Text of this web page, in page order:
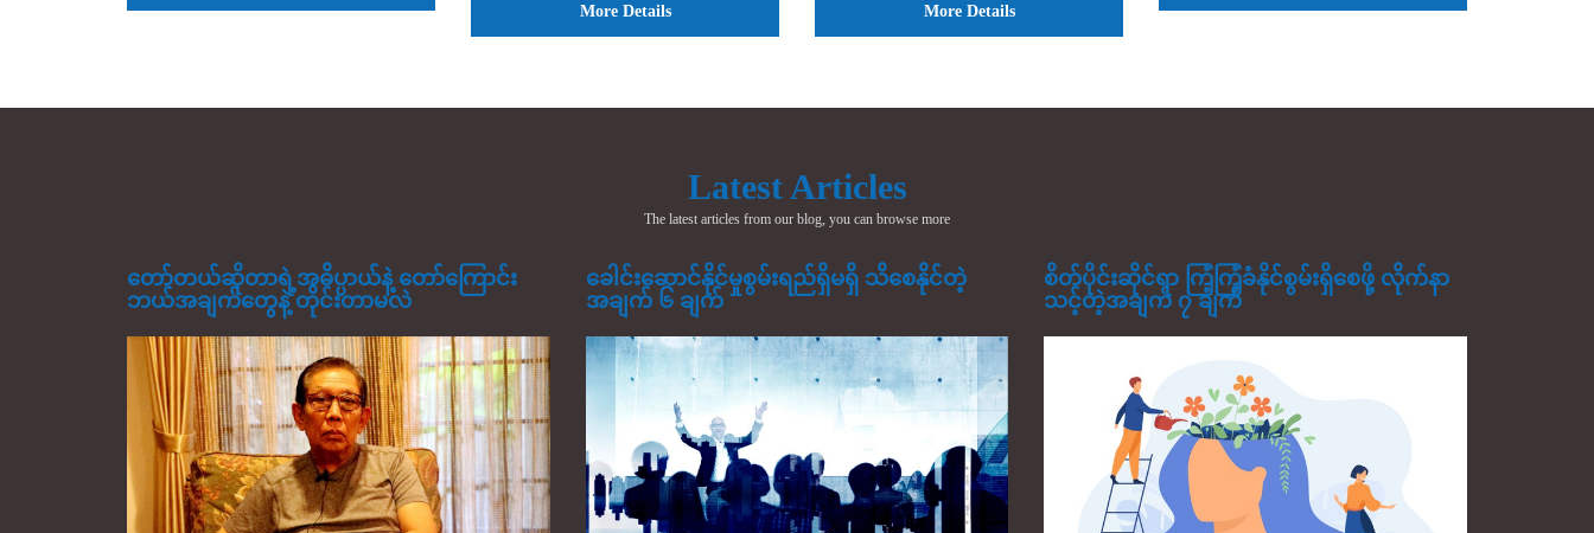
More Details More Details
Latest Articles
The latest articles from our blog, you can browse more
တော်တယ်ဆိုတာရဲ့အဓိပ္ပာယ်နဲ့ တော်ကြောင်း
ဘယ်အချက်တွေနဲ့ တိုင်းတာမလဲ
ခေါင်းဆောင်နိုင်မှုစွမ်းရည်ရှိမရှိ သိစေနိုင်တဲ့
အချက် ၆ ချက်
စိတ်ပိုင်းဆိုင်ရာ ကြံ့ကြံ့ခံနိုင်စွမ်းရှိစေဖို့ လိုက်နာ
သင့်တဲ့အချက် ၇ ချက်